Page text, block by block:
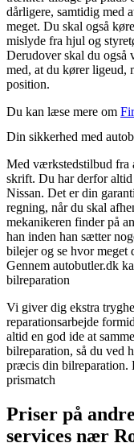
dårligere, samtidig med
meget. Du skal også
mislyde fra hjul og
Derudover skal du
med, at du kører ligeud,
position.
Du kan læse mere om
Din sikkerhed med
Med værkstedstilbud fra
skrift. Du har derfor
Nissan. Det er din
regning, når du skal
mekanikeren finder på
han inden han sætter
bilejer og se hvor meget
Gennem autobutler.dk
bilreparation
Vi giver dig ekstra
reparationsarbejde
altid en god ide at
bilreparation, så du ved
præcis din bilreparation.
prismatch
Priser på
services nær